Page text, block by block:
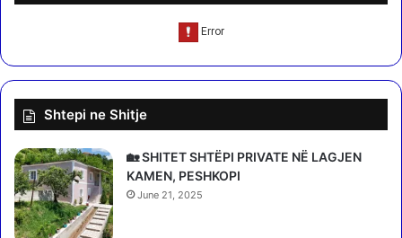
q
i
t
a
r
ë
:
I
t
n
ë
s
k
a
n
e
r
Shtepi ne Shitje
🏡 SHITET SHTËPI PRIVATE NË LAGJEN
KAMEN, PESHKOPI
June 21, 2025